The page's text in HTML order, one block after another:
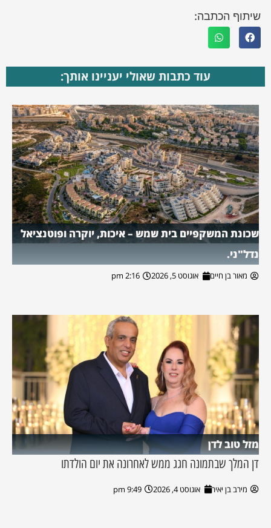
שיתוף הכתבה:
עוד כתבות שאולי יעניינו אותך:
שכונת המשקפיים בית שמש – איכות, יוקרה ופוטנציאל
נדל"ני.
מאור בן חיים אוגוסט 5, 2026 2:16 pm
מזל טוב לדן
דן המלך שבתמונה חגג ממש לאחרונה את יום הולדתו
מירב בן יאיר אוגוסט 4, 2026 9:49 pm